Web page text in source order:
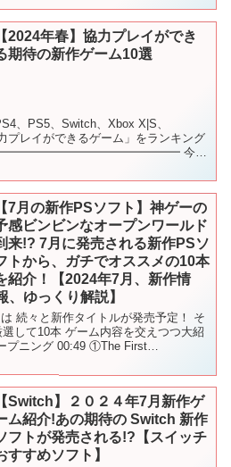
【2024年春】協力プレイができ
期待の新作ゲーム10選
、PS5、Switch、Xbox X|S、
プレイができるゲーム」をランキング
今回
【7月の新作PSソフト】神ゲーの
感ビンビンなオープンワールド
来!? 7月に発売される新作PSソ
トから、ガチでオススメの10本
紹介！【2024年7月、新作情
ゆっくり解説】
続々と新作タイトルが発売予定！ そ
して10本 ゲーム内容を交えつつ大紹
プニング 00:49 ①The First
【Switch】２０２４年7月新作ゲ
ム紹介!あの期待の Switch 新作
フトが発売される!?【スイッチ
すすめソフト】